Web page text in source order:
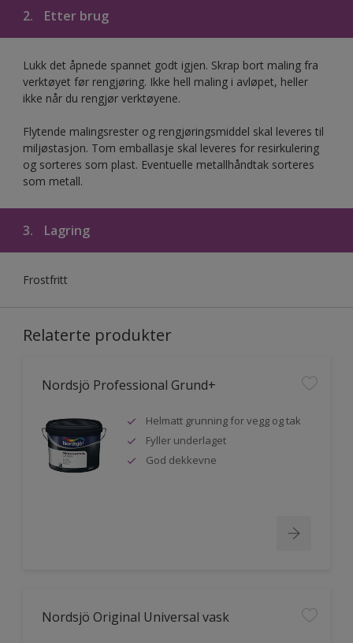
2. Etter brug
Lukk det åpnede spannet godt igjen. Skrap bort maling fra
verktøyet før rengjøring. Ikke hell maling i avløpet, heller
ikke når du rengjør verktøyene.
Flytende malingsrester og rengjøringsmiddel skal leveres til
miljøstasjon. Tom emballasje skal leveres for resirkulering
og sorteres som plast. Eventuelle metallhåndtak sorteres
som metall.
3. Lagring
Frostfritt
Relaterte produkter
Nordsjö Professional Grund+
Helmatt grunning for vegg og tak
Fyller underlaget
God dekkevne
Nordsjö Original Universal vask